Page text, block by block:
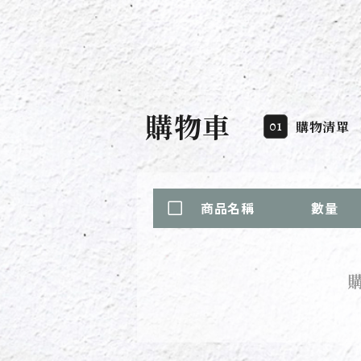
購物車 01 購物清單
商品名稱 數量